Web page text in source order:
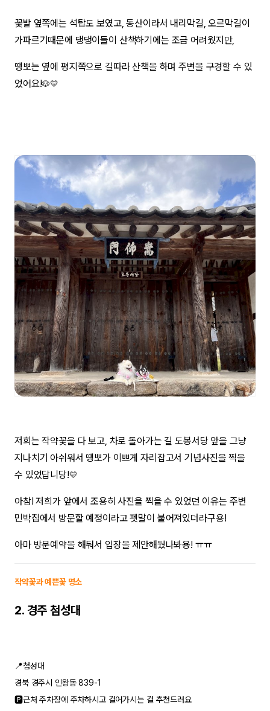
꽃밭 옆쪽에는 석탑도 보였고, 동산이라서 내리막길, 오르막길이
가파르기때문에 댕댕이들이 산책하기에는 조금 어려웠지만,
땡뽀는 옆에 평지쪽으로 길따라 산책을 하며 주변을 구경할 수 있
었어요!🐶💛
저희는 작약꽃을 다 보고, 차로 돌아가는 길 도봉서당 앞을 그냥
지나치기 아쉬워서 땡뽀가 이쁘게 자리잡고서 기념사진을 찍을
수 있었답니당!💛
아참! 저희가 앞에서 조용히 사진을 찍을 수 있었던 이유는 주변
민박집에서 방문할 예정이라고 펫말이 붙어져있더라구용!
아마 방문예약을 해둬서 입장을 제안해뒀나봐용! ㅠㅠ
작약꽃과 예쁜꽃 명소
2. 경주 첨성대
📍첨성대
경북 경주시 인왕동 839-1
🅿️근처 주차장에 주차하시고 걸어가시는 걸 추천드려요